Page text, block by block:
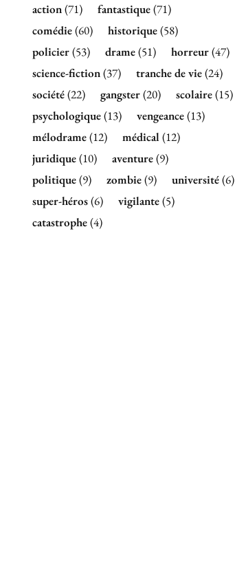
action(71) fantastique(71)
comédie(60) historique(58)
policier(53) drame(51) horreur(47)
science-fiction(37) tranche de vie(24)
société(22) gangster(20) scolaire(15)
psychologique(13) vengeance(13)
mélodrame(12) médical(12)
juridique(10) aventure(9)
politique(9) zombie(9) université(6)
super-héros(6) vigilante(5)
catastrophe(4)